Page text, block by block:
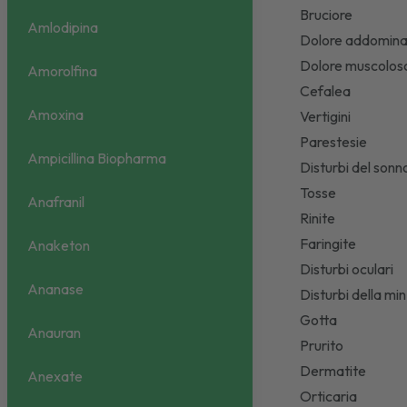
Amlodipina
Amorolfina
Amoxina
Ampicillina Biopharma
Anafranil
Anaketon
Ananase
Anauran
Anexate
Bruciore
Dolore
Dolore
Cefalea
Vertigini
Parestesie
Disturbi del
Tosse
Rinite
Faringite
Disturbi oculari
Disturbi della
Gotta
Prurito
Dermatite
Orticaria